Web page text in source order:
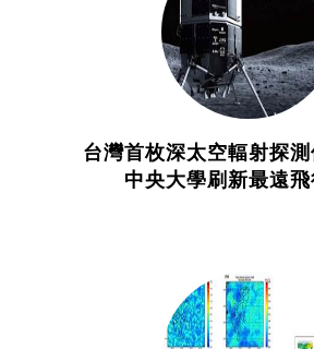
台灣首枚深太空輻射探
中央大學刷新最遠